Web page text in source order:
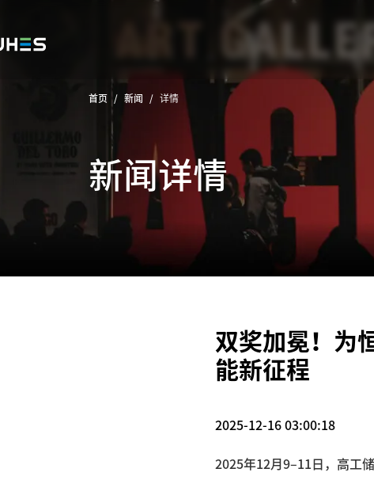
首页 / 新闻 / 详情
新闻详情
双奖加冕！为
能新征程
2025-12-16 03:00:18
2025年12月9–11日，高工